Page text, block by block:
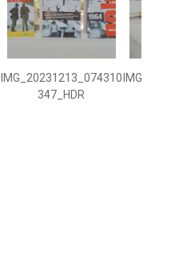
IMG_20231213_074310
347_HDR